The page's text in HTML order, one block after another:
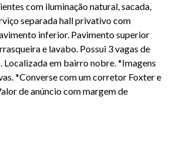
com iluminação natural, sacada,
separada hall privativo com
inferior. Pavimento superior
e lavabo. Possui 3 vagas de
Localizada em bairro nobre. *Imagens
*Converse com um corretor Foxter e
de anúncio com margem de